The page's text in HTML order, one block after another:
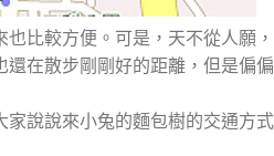
比較方便。可是，天不從人願
在散步剛剛好的距離，但是偏
說說來小兔的麵包樹的交通方式